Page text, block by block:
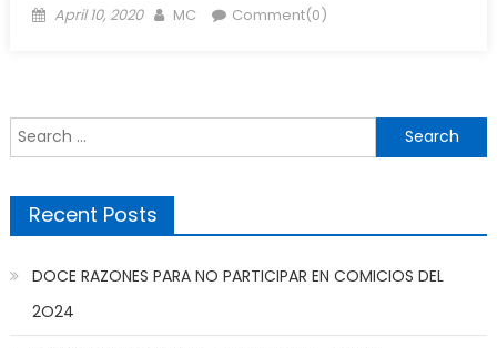
Posted
April 10, 2020 Author
MC Comment(0)
Search
for:
Recent Posts
DOCE RAZONES PARA NO PARTICIPAR EN COMICIOS DEL
2O24